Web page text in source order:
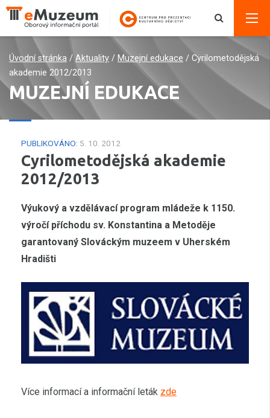
Úvodní stránka / Aktuality / Muzejní edukace / Cyrilometodějská
akademie 2012/2013
MUZEJNÍ EDUKACE
PUBLIKOVÁNO: 5. 10. 2012
Cyrilometodějská akademie
2012/2013
Výukový a vzdělávací program mládeže k 1150.
výročí příchodu sv. Konstantina a Metoděje
garantovaný Slováckým muzeem v Uherském
Hradišti
Více informací a informační leták zde